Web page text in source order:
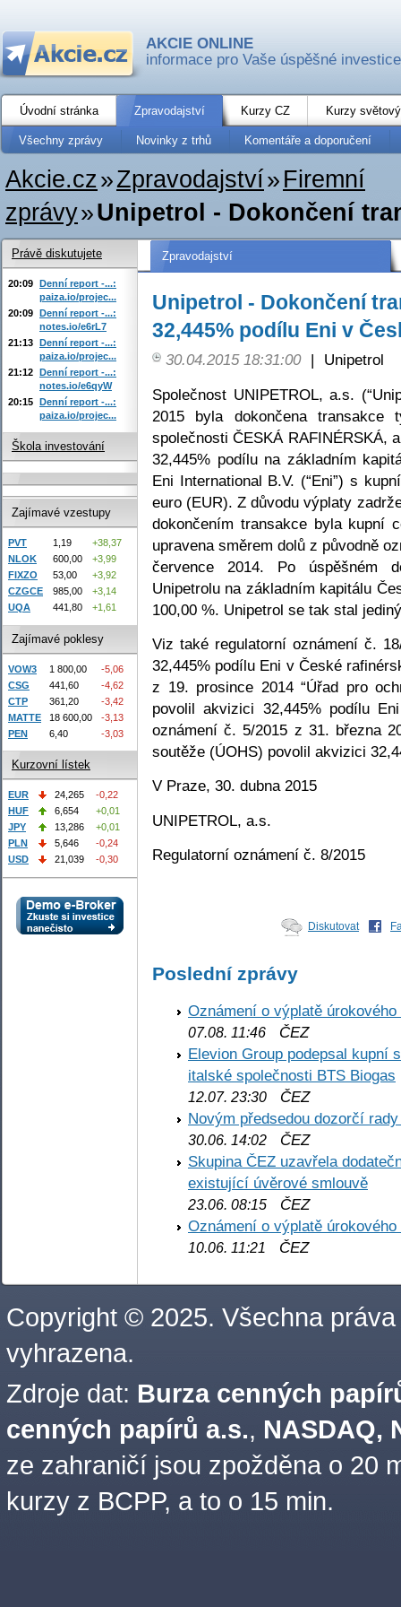
AKCIE ONLINE
informace pro Vaše úspěšné investice
Úvodní stránka Zpravodajství Kurzy CZ Kurzy
Všechny zprávy Novinky z trhů Komentáře a doporučení
Akcie.cz»Zpravodajství» Firemní
zprávy»Unipetrol - Dokončení
Zpravodajství
Unipetrol - Dokončení
32,445% podílu Eni v
30.04.2015 18:31:00 |
Unipetrol
Společnost UNIPETROL, a.s.
2015 byla dokončena
společnosti ČESKÁ RAFINÉRSKÁ,
32,445% podílu na základním
Eni International B.V. (“Eni”) s
euro (EUR). Z důvodu výplaty
dokončením transakce byla kupní
upravena směrem dolů z původně
července 2014. Po úspěšném
Unipetrolu na základním kapitálu
100,00 %. Unipetrol se tak stal
Viz také regulatorní oznámení č.
32,445% podílu Eni v České
z 19. prosince 2014 “Úřad pro
povolil akvizici 32,445% podílu
oznámení č. 5/2015 z 31. března
soutěže (ÚOHS) povolil akvizici
V Praze, 30. dubna 2015
UNIPETROL, a.s.
Regulatorní oznámení č. 8/2015
Diskutovat
Poslední zprávy
Oznámení o výplatě
07.08. 11:46 ČEZ
Elevion Group podepsal kupní
italské společnosti BTS Biogas
12.07. 23:30 ČEZ
Novým předsedou dozorčí
30.06. 14:02 ČEZ
Skupina ČEZ uzavřela
existující úvěrové smlouvě
23.06. 08:15 ČEZ
Oznámení o výplatě
10.06. 11:21 ČEZ
Právě diskutujete
20:09 Denní report -...:
paiza.io/projec...
20:09 Denní report -...:
notes.io/e6rL7
21:13 Denní report -...:
paiza.io/projec...
21:12 Denní report -...:
notes.io/e6qyW
20:15 Denní report -...:
paiza.io/projec...
Škola investování
Zajímavé vzestupy
PVT 1,19
+38,37
NLOK
600,00
+3,99
FIXZO
53,00
+3,92
CZGCE
985,00
+3,14
UQA
441,80 +1,61
Zajímavé poklesy
VOW3 1 800,00
-5,06
CSG
441,60
-4,62
CTP
361,20
-3,42
MATTE
18 600,00
-3,13
PEN
6,40 -3,03
Kurzovní lístek
EUR 24,265
-0,22
HUF
6,654
+0,01
JPY
13,286
+0,01
PLN
5,646
-0,24
USD
21,039 -0,30
Copyright © 2025. Všechna práva
vyhrazena.
Zdroje dat: Burza cenných
cenných papírů a.s., NASDAQ,
ze zahraničí jsou zpožděna o 20
kurzy z BCPP, a to o 15 min.